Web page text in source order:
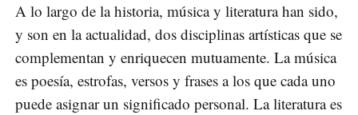
A lo largo de la historia, música y literatura han sido,
y son en la actualidad, dos disciplinas artísticas que se
complementan y enriquecen mutuamente. La música
es poesía, estrofas, versos y frases a los que cada uno
puede asignar un significado personal. La literatura es